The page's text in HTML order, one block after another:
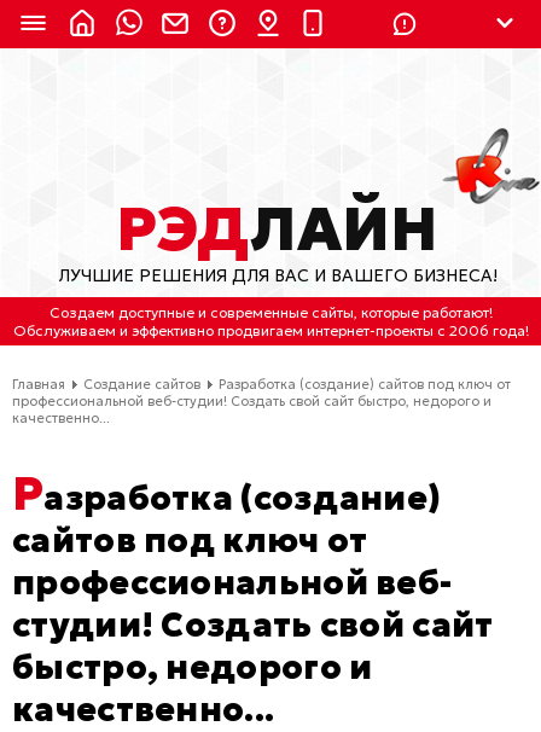
(с 2:30 до 11:30 по
Бесплатно по России
(4212) 658-653
(4212) 637-673
Отдельный вход \ Левый торец здания
info@lred.ru
Все контакты
РЭДЛАЙН
ЛУЧШИЕ РЕШЕНИЯ ДЛЯ ВАС И ВАШЕГО БИЗНЕСА!
Создаем доступные и современные сайты, которые работают!
Обслуживаем и эффективно продвигаем интернет-проекты с 2006 года!
Главная Создание сайтов
Разработка (создание) сайтов под ключ от
профессиональной веб-студии! Создать свой сайт быстро, недорого и
качественно...
Разработка (создание)
сайтов под ключ от
профессиональной веб-
студии! Создать свой сайт
быстро, недорого и
качественно...